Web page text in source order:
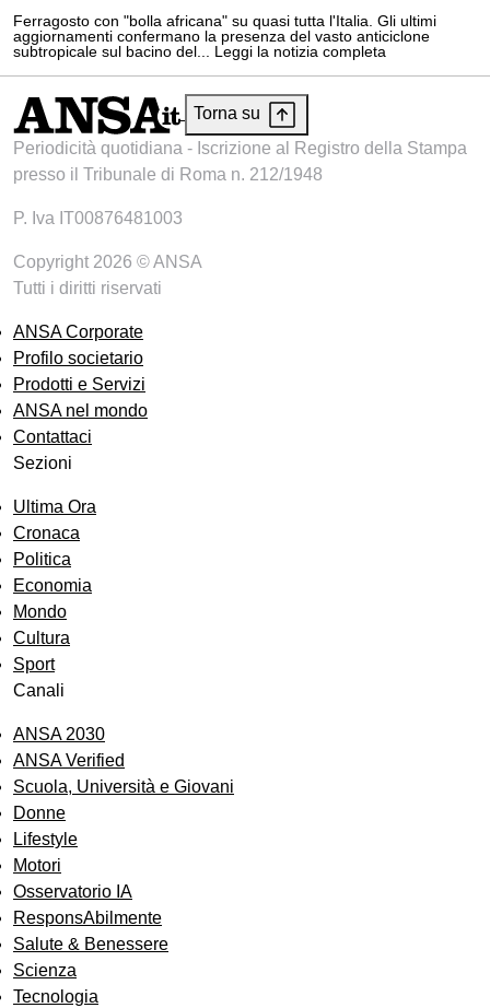
Ferragosto con "bolla africana" su quasi tutta l'Italia. Gli ultimi
aggiornamenti confermano la presenza del vasto anticiclone
subtropicale sul bacino del... Leggi la notizia completa
Torna su
Periodicità quotidiana - Iscrizione al Registro della Stampa
presso il Tribunale di Roma n. 212/1948
P. Iva IT00876481003
Copyright 2026 © ANSA
Tutti i diritti riservati
ANSA Corporate
Profilo societario
Prodotti e Servizi
ANSA nel mondo
Contattaci
Sezioni
Ultima Ora
Cronaca
Politica
Economia
Mondo
Cultura
Sport
Canali
ANSA 2030
ANSA Verified
Scuola, Università e Giovani
Donne
Lifestyle
Motori
Osservatorio IA
ResponsAbilmente
Salute & Benessere
Scienza
Tecnologia